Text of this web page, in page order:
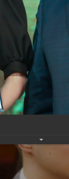
что именно в